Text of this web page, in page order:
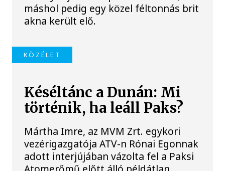
máshol pedig egy közel féltonnás brit
akna került elő.
KÖZÉLET
Késéltánc a Dunán: Mi
történik, ha leáll Paks?
Mártha Imre, az MVM Zrt. egykori
vezérigazgatója ATV-n Rónai Egonnak
adott interjújában vázolta fel a Paksi